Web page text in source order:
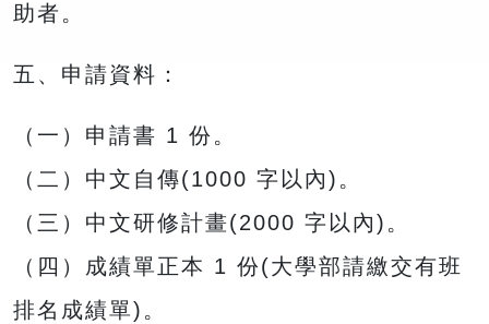
助者。
五、申請資料：
（一）申請書 1 份。
（二）中文自傳(1000 字以內)。
（三）中文研修計畫(2000 字以內)。
（四）成績單正本 1 份(大學部請繳交有班
排名成績單)。